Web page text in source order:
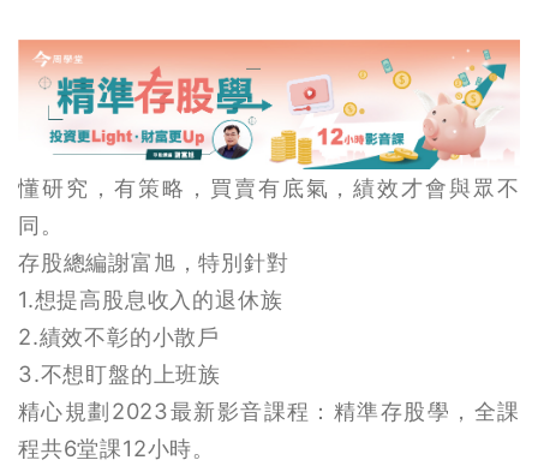
懂研究，有策略，買賣有底氣，績效才會與眾不
同。
存股總編謝富旭，特別針對
1.想提高股息收入的退休族
2.績效不彰的小散戶
3.不想盯盤的上班族
精心規劃2023最新影音課程：精準存股學，全課
程共6堂課12小時。